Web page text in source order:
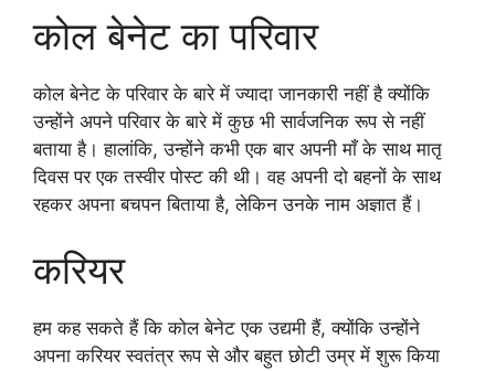
कोल बेनेट का परिवार
कोल बेनेट के परिवार के बारे में ज्यादा जानकारी नहीं है क्योंकि
उन्होंने अपने परिवार के बारे में कुछ भी सार्वजनिक रूप से नहीं
बताया है। हालांकि, उन्होंने कभी एक बार अपनी माँ के साथ मातृ
दिवस पर एक तस्वीर पोस्ट की थी। वह अपनी दो बहनों के साथ
रहकर अपना बचपन बिताया है, लेकिन उनके नाम अज्ञात हैं।
करियर
हम कह सकते हैं कि कोल बेनेट एक उद्यमी हैं, क्योंकि उन्होंने
अपना करियर स्वतंत्र रूप से और बहुत छोटी उम्र में शुरू किया